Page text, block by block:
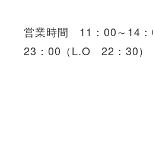
営業時間 11：00～14
23：00（L.O 22：30）